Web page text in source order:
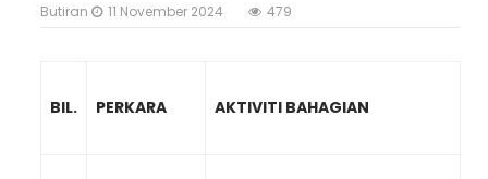
Butiran 11 November 2024 479
BIL. PERKARA AKTIVITI BAHAGIAN